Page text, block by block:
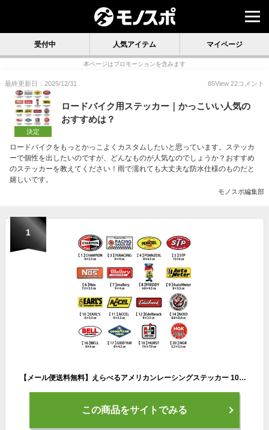
受付中 人気アイテム マイページ
本ページはプロモーションを含みます
最終更新日：2025/12/31 85View 22コメント
決定
ロードバイク用ステッカー｜かっこいい人気の
おすすめは？
ロードバイクをもっとかっこよくカスタムしたいと思っています。ステッカ
ーで個性を出したいのですが、どんなものが人気なのでしょうか？おすすめ
のステッカーを教えてください！雨で濡れても大丈夫な防水仕様のものだと
嬉しいです。
モノスポ編集部
1
【メール便送料無料】えらべるアメリカンレーシングステッカー 10枚セット / 約100種類 フリーセレクト アメリカン雑貨
この商品をサイトでみる